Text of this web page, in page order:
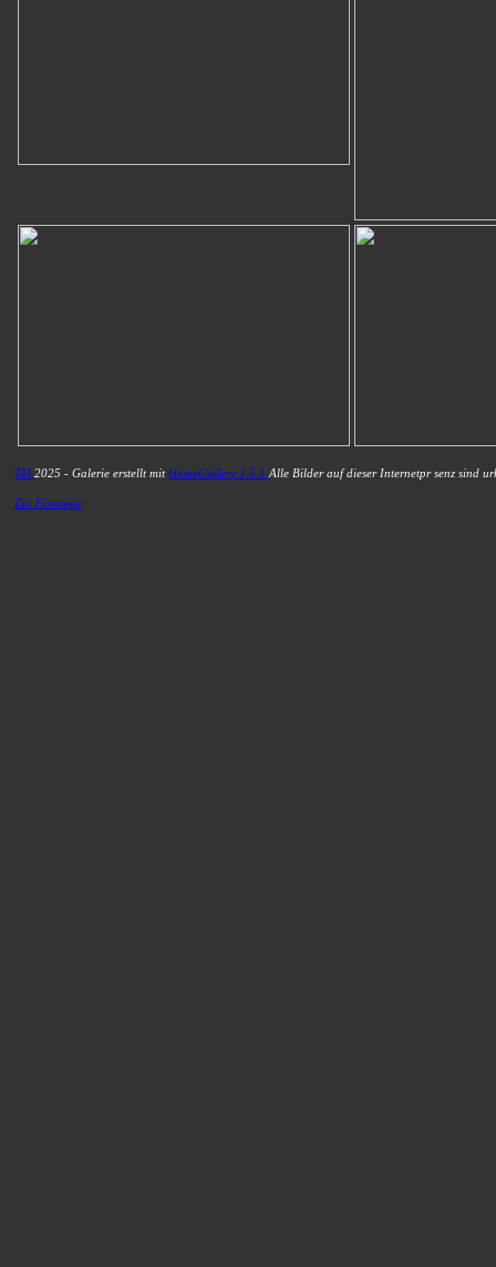
TM2025 - Galerie erstellt mit HomeGallery 1.5.1Alle Bilder auf dieser Internetpr senz sind
Zur Fotoseite